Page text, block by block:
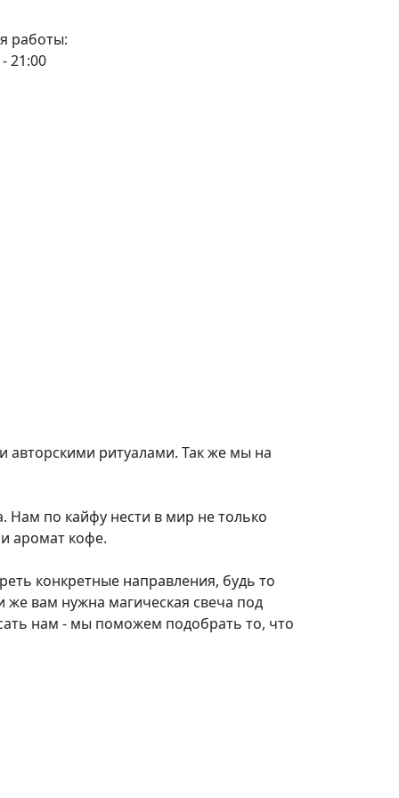
работы:
21:00
авторскими ритуалами. Так же мы на
Нам по кайфу нести в мир не только
аромат кофе.
конкретные направления, будь то
вам нужна магическая свеча под
нам - мы поможем подобрать то, что